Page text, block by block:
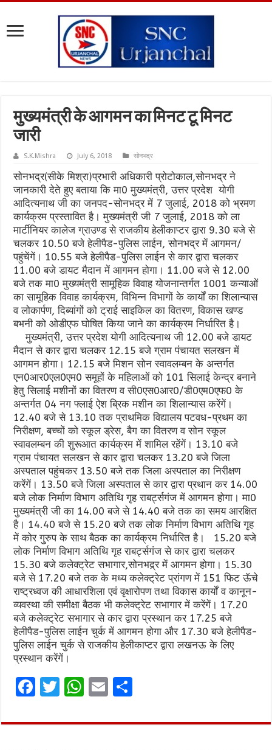
मुख्यमंत्री के आगमन का मिनट टू मिनट
जारी
S.K.Mishra July 6, 2018 सोनभद्र
सोनभद्र(सीके मिश्रा)प्रभारी अधिकारी प्रोटोकाल,सोनभद्र ने
जानकारी देते हुए बताया कि मा0 मुख्यमंत्री, उत्तर प्रदेश योगी
आदित्यनाथ जी का जनपद-सोनभद्र में 7 जुलाई, 2018 को भ्रमण
कार्यक्रम प्रस्तावित है। मुख्यमंत्री जी 7 जुलाई, 2018 को ला
मार्टीनियर कालेज ग्राउण्ड से राजकीय हेलीकाप्टर द्वारा 9.30 बजे से
चलकर 10.50 बजे हेलीपैड-पुलिस लाईन, सोनभद्र में आगमन/
पहुंचेंगें। 10.55 बजे हेलीपैड-पुलिस लाईन से कार द्वारा चलकर
11.00 बजे डायट मैदान में आगमन होगा। 11.00 बजे से 12.00
बजे तक मा0 मुख्यमंत्री सामूहिक विवाह योजनान्तर्गत 1001 कन्याओं
का सामूहिक विवाह कार्यक्रम, विभिन्न विभागों के कार्यों का शिलान्यास
व लोकार्पण, दिब्यांगों को ट्राई साइकिल का वितरण, विकास खण्ड
बभनी को ओडीएफ घोषित किया जाने का कार्यक्रम निर्धारित है।
मुख्यमंत्री, उत्तर प्रदेश योगी आदित्यनाथ जी 12.00 बजे डायट
मैदान से कार द्वारा चलकर 12.15 बजे ग्राम पंचायत सलखन में
आगमन होगा। 12.15 बजे मिशन सोन स्वावलम्बन के अन्तर्गत
एन0आर0एल0एम0 समूहों के महिलाओं को 101 सिलाई केन्द्र बनाने
हेतु सिलाई मशीनों का वितरण व सी0एस0आर0/डी0एम0एफ0 के
अन्तर्गत 04 नग फ्लाई ऐश ब्रिक मशीन का शिलान्यास करेंगें।
12.40 बजे से 13.10 तक प्राथमिक विद्यालय पटवध-प्रथम का
निरीक्षण, बच्चों को स्कूल ड्रेस, बैग का वितरण व सोन स्कूल
स्वावलम्बन की शुरूआत कार्यक्रम में शामिल रहेंगें। 13.10 बजे
ग्राम पंचायत सलखन से कार द्वारा चलकर 13.20 बजे जिला
अस्पताल पहुंचकर 13.50 बजे तक जिला अस्पताल का निरीक्षण
करेंगें। 13.50 बजे जिला अस्पताल से कार द्वारा प्रथान कर 14.00
बजे लोक निर्माण विभाग अतिथि गृह राबर्ट्सगंज में आगमन होगा। मा0
मुख्यमंत्री जी का 14.00 बजे से 14.40 बजे तक का समय आरक्षित
है। 14.40 बजे से 15.20 बजे तक लोक निर्माण विभाग अतिथि गृह
में कोर गु्रुप के साथ बैठक का कार्यक्रम निर्धारित है। 15.20 बजे
लोक निर्माण विभाग अतिथि गृह राबर्ट्सगंज से कार द्वारा चलकर
15.30 बजे कलेक्ट्रेट सभागार,सोनभद्र्र में आगमन होगा। 15.30
बजे से 17.20 बजे तक के मध्य कलेक्ट्रेट प्रांगण में 151 फिट ऊॅचे
राष्ट्रध्वज की आधारशिला एवं वृक्षारोपण तथा विकास कार्यों व कानून-
व्यवस्था की समीक्षा बैठक भी कलेक्ट्रेट सभागार में करेंगें। 17.20
बजे कलेक्ट्रेट सभागार से कार द्वारा प्रस्थान कर 17.25 बजे
हेलीपैड-पुलिस लाईन चुर्क में आगमन होगा और 17.30 बजे हेलीपैड-
पुलिस लाईन चुर्क से राजकीय हेलीकाप्टर द्वारा लखनऊ के लिए
प्रस्थान करेंगें।
F
ce
T
it
W
at
E
ai ar